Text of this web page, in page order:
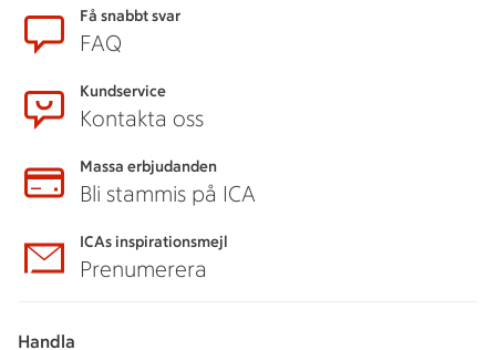
SidfotFå snabbt svar
FAQ
Kundservice
Kontakta oss
Massa erbjudanden
Bli stammis på ICA
ICAs inspirationsmejl
Prenumerera
Handla